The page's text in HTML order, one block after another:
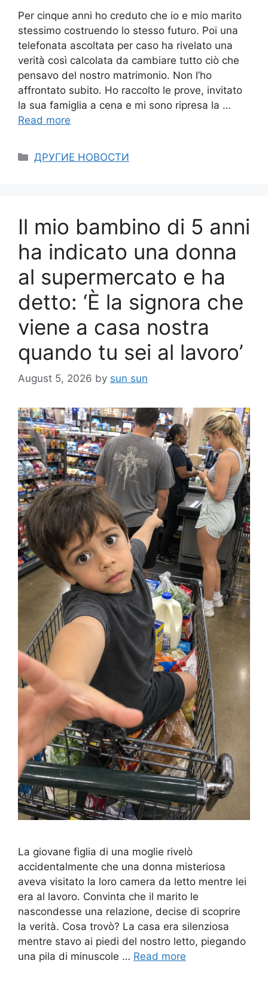
Per cinque anni ho creduto che io e mio marito
stessimo costruendo lo stesso futuro. Poi una
telefonata ascoltata per caso ha rivelato una
verità così calcolata da cambiare tutto ciò che
pensavo del nostro matrimonio. Non l’ho
affrontato subito. Ho raccolto le prove, invitato
la sua famiglia a cena e mi sono ripresa la …
Read more
Categories
ДРУГИЕ НОВОСТИ
Il mio bambino di 5 anni
ha indicato una donna
al supermercato e ha
detto: ‘È la signora che
viene a casa nostra
quando tu sei al lavoro’
August 5, 2026 by sun sun
La giovane figlia di una moglie rivelò
accidentalmente che una donna misteriosa
aveva visitato la loro camera da letto mentre lei
era al lavoro. Convinta che il marito le
nascondesse una relazione, decise di scoprire
la verità. Cosa trovò? La casa era silenziosa
mentre stavo ai piedi del nostro letto, piegando
una pila di minuscole … Read more